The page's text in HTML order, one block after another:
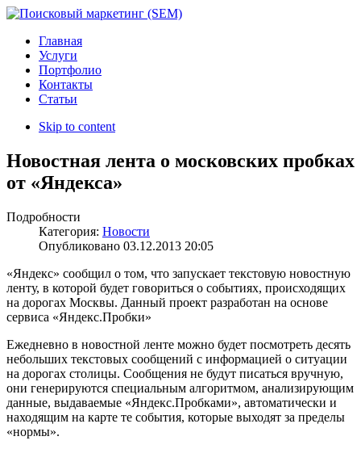
Главная
Услуги
Портфолио
Контакты
Статьи
Skip to content
Новостная лента о московских пробках
от «Яндекса»
Подробности
Категория: Новости
Опубликовано 03.12.2013 20:05
«Яндекс» сообщил о том, что запускает текстовую новостную
ленту, в которой будет говориться о событиях, происходящих
на дорогах Москвы. Данный проект разработан на основе
сервиса «Яндекс.Пробки»
Ежедневно в новостной ленте можно будет посмотреть десять
небольших текстовых сообщений с информацией о ситуации
на дорогах столицы. Сообщения не будут писаться вручную,
они генерируются специальным алгоритмом, анализирующим
данные, выдаваемые «Яндекс.Пробками», автоматически и
находящим на карте те события, которые выходят за пределы
«нормы».